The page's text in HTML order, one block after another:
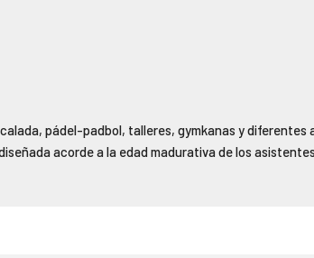
pádel-padbol, talleres, gymkanas y diferentes
acorde a la edad madurativa de los